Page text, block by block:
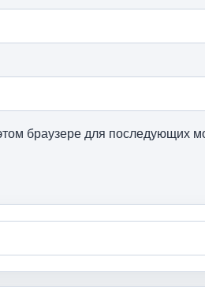
браузере для последующих